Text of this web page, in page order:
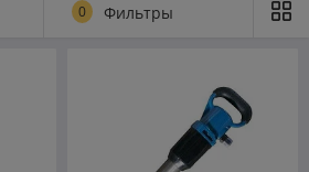
0 Фильтры